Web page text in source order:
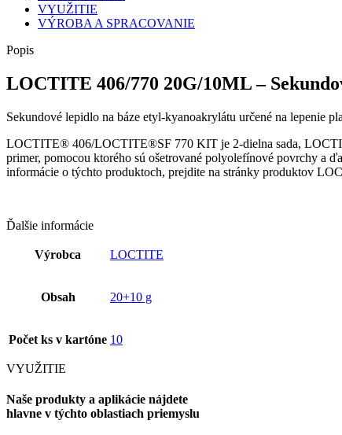
VYUŽITIE
VÝROBA A SPRACOVANIE
Popis
LOCTITE 406/770 20G/10ML –
Sekundové lepidlo na báze etyl-kyanoakrylátu určené na lepenie
LOCTITE® 406/LOCTITE®SF 770 KIT je 2-dielna sada,
primer, pomocou ktorého sú ošetrované polyolefínové povrchy a
informácie o týchto produktoch, prejdite na stránky produktov
Ďalšie informácie
Výrobca LOCTITE
Obsah 20+10 g
Počet ks v kartóne 10
VYUŽITIE
Naše produkty a aplikácie nájdete
hlavne v týchto oblastiach priemyslu